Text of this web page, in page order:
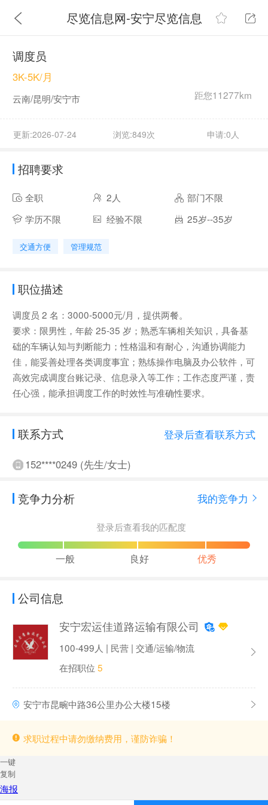
尽览信息网-安宁尽览信息
调度员
距您11277km
3K-5K/月
云南/昆明/安宁市
更新:2026-07-24 浏览:849次 申请:0人
招聘要求
全职 2人
部门不限
学历不限
经验不限 25岁--35岁
交通方便 管理规范
职位描述
调度员 2 名：3000-5000元/月，提供两餐。
要求：限男性，年龄 25-35 岁；熟悉车辆相关知识，具备基
础的车辆认知与判断能力；性格温和有耐心，沟通协调能力
佳，能妥善处理各类调度事宜；熟练操作电脑及办公软件，可
高效完成调度台账记录、信息录入等工作；工作态度严谨，责
任心强，能承担调度工作的时效性与准确性要求。
联系方式 登录后查看联系方式
152****0249 (先生/女士)
竞争力分析 我的竞争力
登录后查看我的匹配度
一般 良好 优秀
公司信息
安宁宏运佳道路运输有限公司
100-499人 | 民营 | 交通/运输/物流
在招职位 5
安宁市昆畹中路36公里办公大楼15楼
求职过程中请勿缴纳费用，谨防诈骗！
一键
复制
海报